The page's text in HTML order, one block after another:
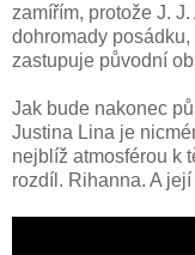
zamířím, protože J.
dohromady
zastupuje původní
Jak bude nakonec
Justina Lina je
nejblíž atmosférou k
rozdíl. Rihanna. A